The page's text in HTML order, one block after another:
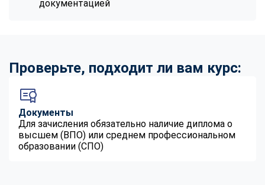
документацией
Проверьте, подходит ли вам курс:
Документы
Для зачисления обязательно наличие диплома о
высшем (ВПО) или среднем профессиональном
образовании (СПО)